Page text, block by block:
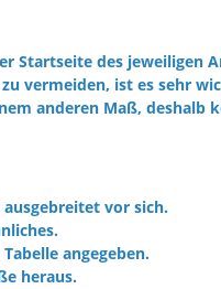
Startseite des
vermeiden, ist es sehr
anderen Maß, deshalb
ausgebreitet vor sich.
angegeben.
heraus.